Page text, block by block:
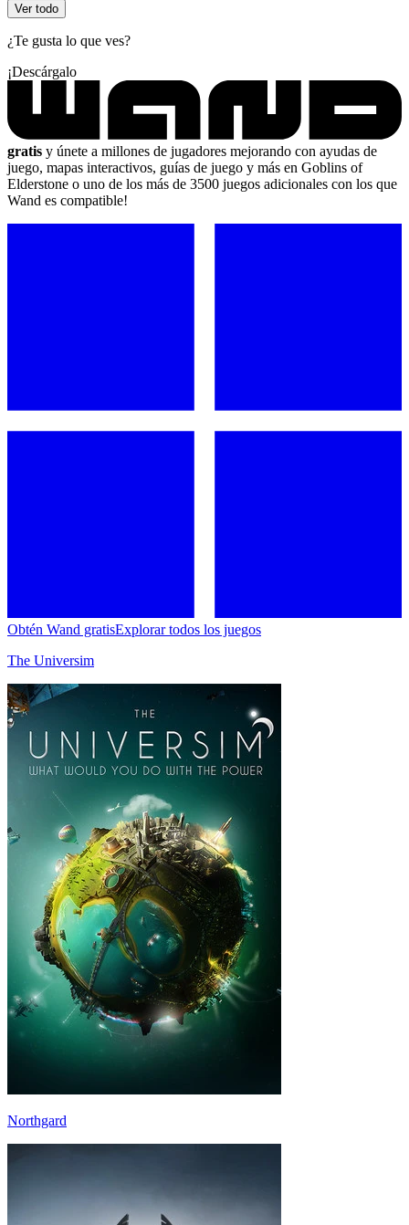
Ver todo
¿Te gusta lo que ves?
¡Descárgalo
gratis y únete a millones de jugadores mejorando con ayudas de
juego, mapas interactivos, guías de juego y más en Goblins of
Elderstone o uno de los más de 3500 juegos adicionales con los que
Wand es compatible!
Obtén Wand gratisExplorar todos los juegos
The Universim
Northgard